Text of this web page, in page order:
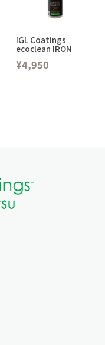
IGL Coatings
ecoclean IRON
¥4,950